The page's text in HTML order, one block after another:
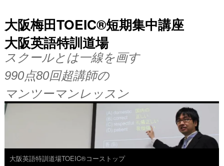
大阪梅田TOEIC®短期集中講座
大阪英語特訓道場
スクールとは一線を画す
990点80回超講師の
マンツーマンレッスン
コ
大阪英語特訓道場TOEIC®コーストップ